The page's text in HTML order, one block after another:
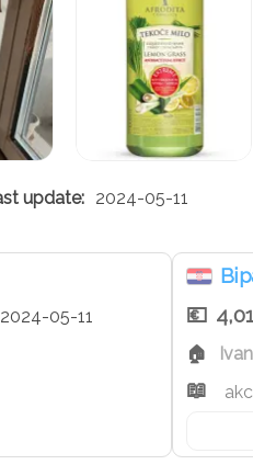
2024-05-11
2024-05-11